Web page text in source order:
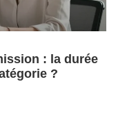
: la durée
?